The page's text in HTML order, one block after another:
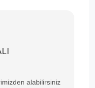
alabilirsiniz